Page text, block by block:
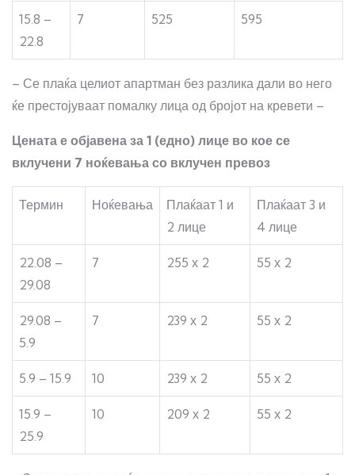
15.8 –
22.8
7 525 595
– Се плаќа целиот апартман без разлика дали во него
ќе престојуваат помалку лица од бројот на кревети –
Цената е објавена за 1 (едно) лице во кое се
вклучени 7 ноќевања со вклучен превоз
Термин Ноќевања
Плаќаат 1 и
2 лице
Плаќаат 3 и
4 лице
22.08 –
29.08
7 255 х 2 55 х 2
29.08 –
5.9
7 239 х 2 55 х 2
5.9 – 15.9 10 239 х 2 55 х 2
15.9 –
25.9
10 209 х 2 55 х 2